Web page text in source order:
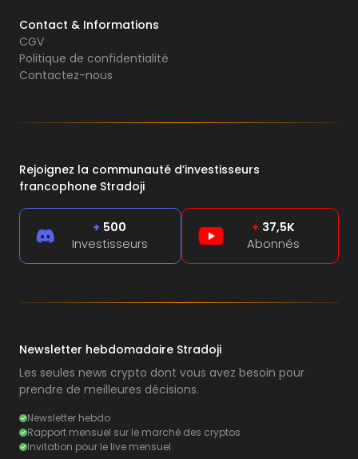
Contact & Informations
CGV
Politique de confidentialité
Contactez-nous
Rejoignez la communauté d’investisseurs
francophone Stradoji
+ 500
Investisseurs
+ 37,5K
Abonnés
Newsletter hebdomadaire Stradoji
Les seules news crypto dont vous avez besoin pour
prendre de meilleures décisions.
Newsletter hebdo
Rapport mensuel sur le marché des cryptos
Invitation pour le live mensuel